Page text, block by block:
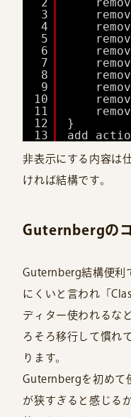
3
4
5
6
7
8
9
10
11
12
13
}
非表示にする内容は
ければ結構です。
Guternbergの
Guternberg結構便利
にくいと言われ「
ディター使われるな
ろそろ移行して慣れ
ります。
Guternbergを初めて
が狭すぎると感じる